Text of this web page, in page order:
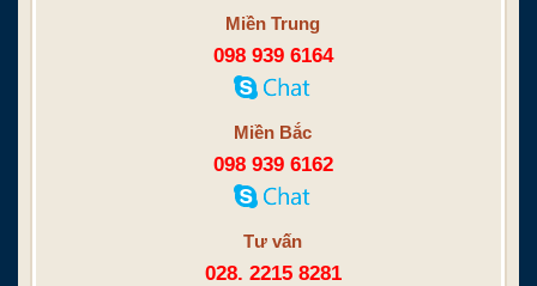
Miền Trung
098 939 6164
Miền Bắc
098 939 6162
Tư vấn
028. 2215 8281